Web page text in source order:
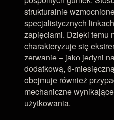
strukturalnie
specjalistycznych
zapięciami. Dzięki temu
charakteryzuje się
zerwanie – jako jedyni
dodatkową, 6-
obejmuje również
mechaniczne
użytkowania.